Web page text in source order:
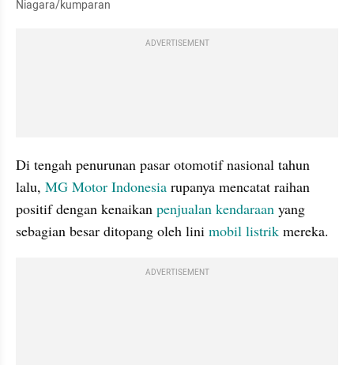
Niagara/kumparan
ADVERTISEMENT
Di tengah penurunan pasar otomotif nasional tahun
lalu, MG Motor Indonesia rupanya mencatat raihan
positif dengan kenaikan penjualan kendaraan yang
sebagian besar ditopang oleh lini mobil listrik mereka.
ADVERTISEMENT